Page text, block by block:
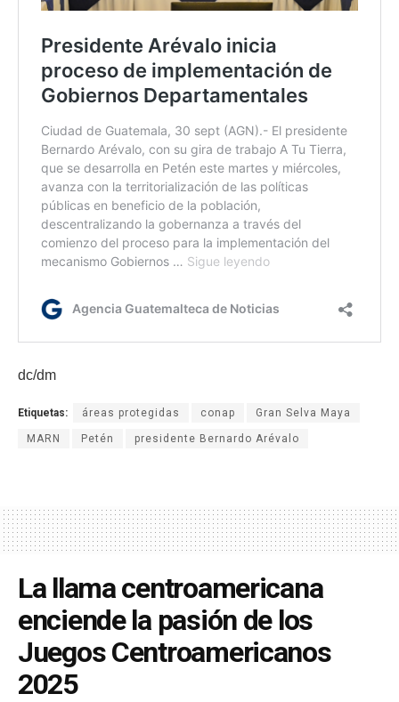
dc/dm
Etiquetas: áreas protegidas conap Gran Selva Maya
MARN Petén presidente Bernardo Arévalo
La llama centroamericana
enciende la pasión de los
Juegos Centroamericanos
2025